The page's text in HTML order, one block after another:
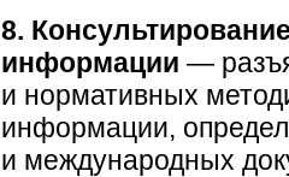
8.
информации —
и нормативных
информации,
и международных